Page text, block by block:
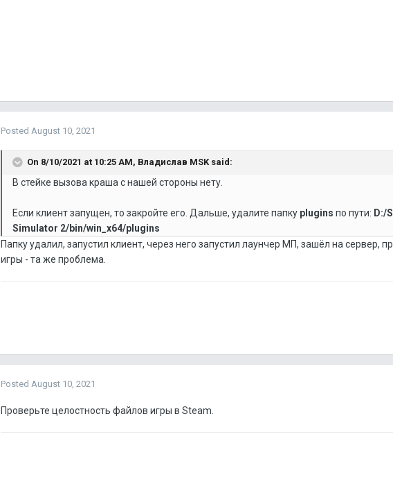
Posted August 10, 2021
On 8/10/2021 at 10:25 AM, Владислав MSKsaid:
В стейке вызова краша с нашей стороны нету.
Если клиент запущен, то закройте его. Дальше, удалите папкуplugins по пути: D:/
Simulator 2/bin/win_x64/plugins
Папку удалил, запустил клиент, через него запустил лаунчер МП, зашёл на
игры - та же проблема.
Posted August 10, 2021
Проверьте целостность файлов игры в Steam.